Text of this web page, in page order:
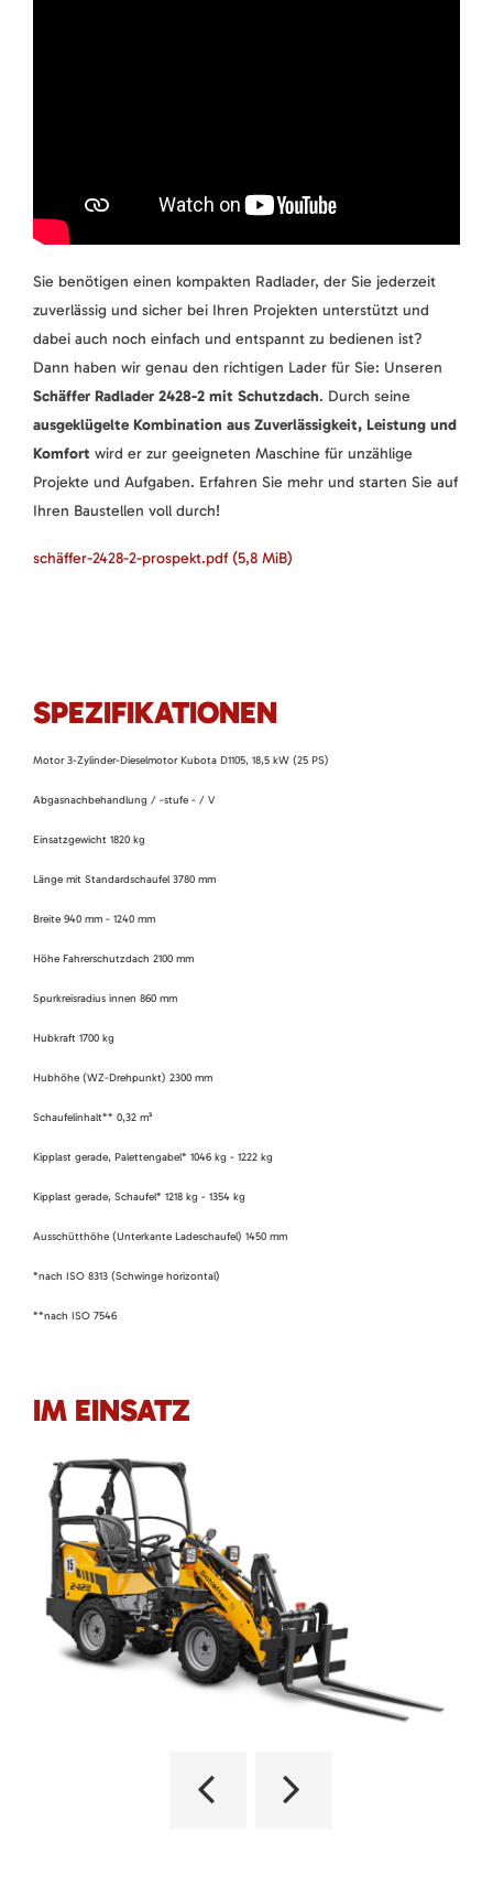
Sie benötigen einen kompakten Radlader, der Sie jederzeit
zuverlässig und sicher bei Ihren Projekten unterstützt und
dabei auch noch einfach und entspannt zu bedienen ist?
Dann haben wir genau den richtigen Lader für Sie: Unseren
Schäffer Radlader 2428-2 mit Schutzdach. Durch seine
ausgeklügelte Kombination aus Zuverlässigkeit, Leistung und
Komfort wird er zur geeigneten Maschine für unzählige
Projekte und Aufgaben. Erfahren Sie mehr und starten Sie auf
Ihren Baustellen voll durch!
schäffer-2428-2-prospekt.pdf (5,8 MiB)
SPEZIFIKATIONEN
Motor 3-Zylinder-Dieselmotor Kubota D1105, 18,5 kW (25 PS)
Abgasnachbehandlung / -stufe - / V
Einsatzgewicht 1820 kg
Länge mit Standardschaufel 3780 mm
Breite 940 mm - 1240 mm
Höhe Fahrerschutzdach 2100 mm
Spurkreisradius innen 860 mm
Hubkraft 1700 kg
Hubhöhe (WZ-Drehpunkt) 2300 mm
Schaufelinhalt** 0,32 m³
Kipplast gerade, Palettengabel* 1046 kg - 1222 kg
Kipplast gerade, Schaufel* 1218 kg - 1354 kg
Ausschütthöhe (Unterkante Ladeschaufel) 1450 mm
*nach ISO 8313 (Schwinge horizontal)
**nach ISO 7546
IM EINSATZ